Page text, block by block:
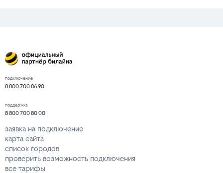
подключение
8 800 700 86 90
поддержка
8 800 700 80 00
заявка на подключение
карта сайта
список городов
проверить возможность подключения
все тарифы